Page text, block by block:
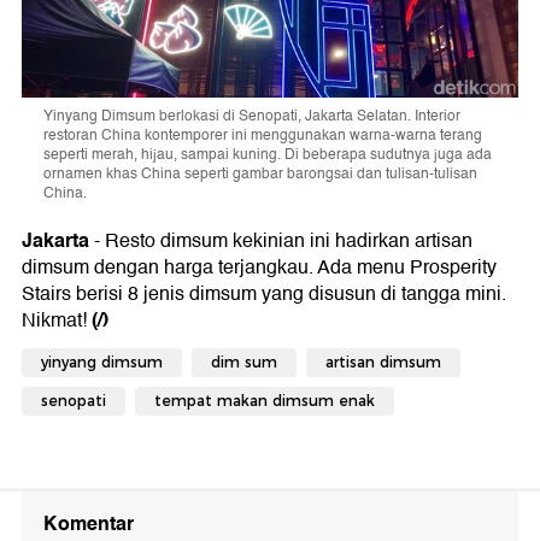
Yinyang Dimsum berlokasi di Senopati, Jakarta Selatan. Interior
restoran China kontemporer ini menggunakan warna-warna terang
seperti merah, hijau, sampai kuning. Di beberapa sudutnya juga ada
ornamen khas China seperti gambar barongsai dan tulisan-tulisan
China.
Jakarta- Resto dimsum kekinian ini hadirkan artisan
dimsum dengan harga terjangkau. Ada menu Prosperity
Stairs berisi 8 jenis dimsum yang disusun di tangga mini.
Nikmat!(/)
yinyang dimsum dim sum artisan dimsum
senopati tempat makan dimsum enak
Komentar